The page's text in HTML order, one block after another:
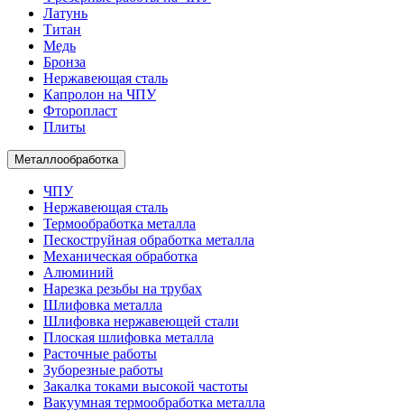
Латунь
Титан
Медь
Бронза
Нержавеющая сталь
Капролон на ЧПУ
Фторопласт
Плиты
Металлообработка
ЧПУ
Нержавеющая сталь
Термообработка металла
Пескоструйная обработка металла
Механическая обработка
Алюминий
Нарезка резьбы на трубах
Шлифовка металла
Шлифовка нержавеющей стали
Плоская шлифовка металла
Расточные работы
Зуборезные работы
Закалка токами высокой частоты
Вакуумная термообработка металла